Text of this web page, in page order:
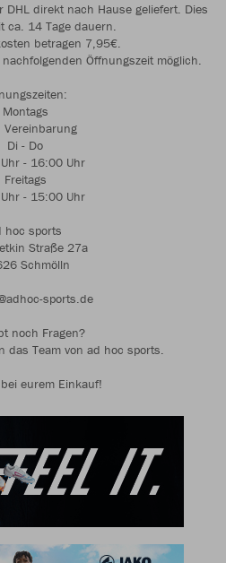
DHL direkt nach Hause geliefert. Dies
ca. 14 Tage dauern.
betragen 7,95€.
Öffnungszeit möglich.
Montags
Vereinbarung
Di - Do
- 16:00 Uhr
Freitags
- 15:00 Uhr
hoc sports
Straße 27a
Schmölln
sports.de
noch Fragen?
das Team von ad hoc sports.
eurem Einkauf!